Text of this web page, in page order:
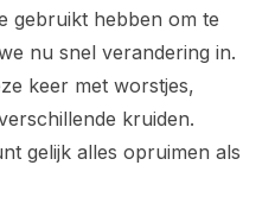
gebruikt hebben om te
nu snel verandering in.
keer met worstjes,
kruiden.
gelijk alles opruimen als